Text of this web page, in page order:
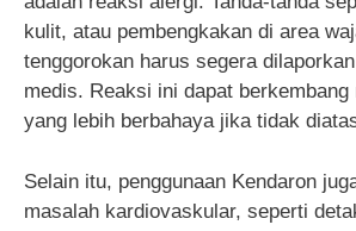
kulit, atau pembengkakan di area
tenggorokan harus segera
medis. Reaksi ini dapat berkembang
yang lebih berbahaya jika tidak
Selain itu, penggunaan Kendaron
masalah kardiovaskular, seperti